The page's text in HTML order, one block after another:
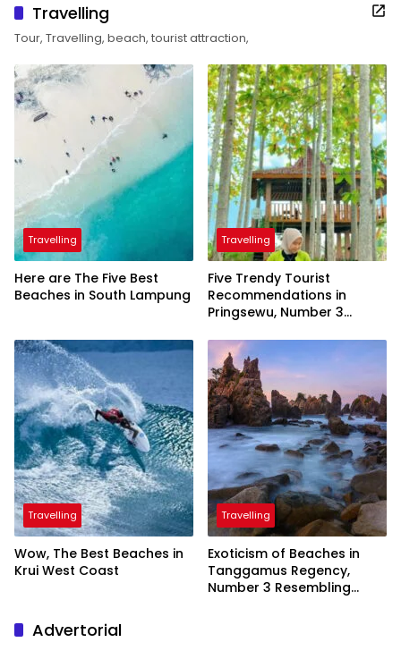
Travelling
Tour, Travelling, beach, tourist attraction,
Travelling
Here are The Five Best
Beaches in South Lampung
Travelling
Five Trendy Tourist
Recommendations in
Pringsewu, Number 3
President
Travelling
Wow, The Best Beaches in
Krui West Coast
Travelling
Exoticism of Beaches in
Tanggamus Regency,
Number 3 Resembling
Advertorial